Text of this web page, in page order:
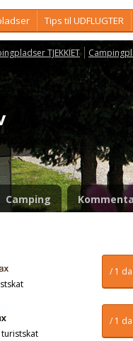
Tips til UDFLUGTER
TJEKKIET
Camping
/ 1
/ 1